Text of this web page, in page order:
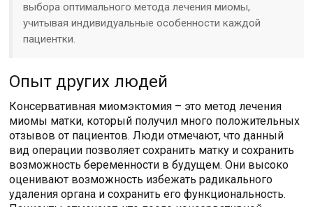
выбора оптимального метода лечения миомы,
учитывая индивидуальные особенности каждой
пациентки.
Опыт других людей
Консервативная миомэктомия – это метод лечения
миомы матки, который получил много положительных
отзывов от пациентов. Люди отмечают, что данный
вид операции позволяет сохранить матку и сохранить
возможность беременности в будущем. Они высоко
оценивают возможность избежать радикального
удаления органа и сохранить его функциональность.